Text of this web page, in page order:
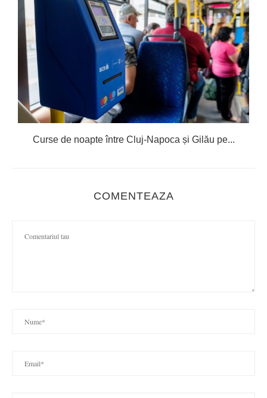
Curse de noapte între Cluj-Napoca și Gilău pe...
COMENTEAZA